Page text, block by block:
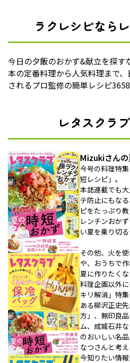
ラクレシピなら
今日の夕飯のおかず&献立を探す
本の定番料理から人気料理まで
されるプロ監修の簡単レシピ
レタスクラ
Mizukiさん
今号の料理特
短レシピ」。
本誌連載でも
テ防止にもな
ピをたっぷり
レンチンおか
い夏を乗り切る
その他、火を使
や、おうちで
夏に作りたくな
料理企画以外
キリ解消」特
ある柳沢正史
方」、無印良
ム、成城石井
のおいしい名
なつさんと考
今知りたい情報